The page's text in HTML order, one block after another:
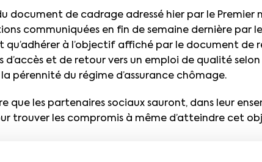
document de cadrage adressé hier par le Premier
communiquées en fin de semaine dernière par
qu’adhérer à l’objectif affiché par le document de
d’accès et de retour vers un emploi de qualité selon
pérennité du régime d’assurance chômage.
que les partenaires sociaux sauront, dans leur
trouver les compromis à même d’atteindre cet